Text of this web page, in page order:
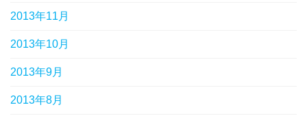
2013年11月
2013年10月
2013年9月
2013年8月